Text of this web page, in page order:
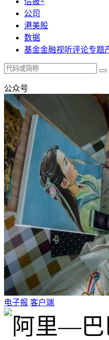
公司
港美股
数据
基金金融视听评论专题
公众号
电子报 客户端